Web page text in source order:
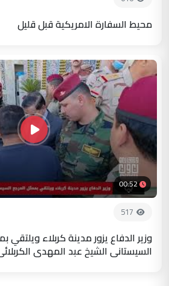
محيط السفارة الامريكية قبل قليل
00:52
517
وزير الدفاع يزور مدينة كربلاء ويلتقي
السيستاني الشيخ عبد المهدي